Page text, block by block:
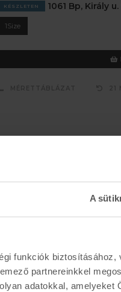
A
funkciók biztosításához,
partnereinkkel
adatokkal, amelyeket
KÉSZLETEN 1061 Bp, Király u.
1Size